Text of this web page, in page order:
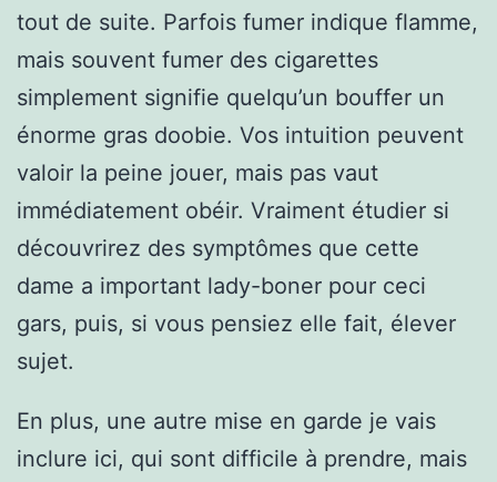
tout de suite. Parfois fumer indique flamme,
mais souvent fumer des cigarettes
simplement signifie quelqu’un bouffer un
énorme gras doobie. Vos intuition peuvent
valoir la peine jouer, mais pas vaut
immédiatement obéir. Vraiment étudier si
découvrirez des symptômes que cette
dame a important lady-boner pour ceci
gars, puis, si vous pensiez elle fait, élever
sujet.
En plus, une autre mise en garde je vais
inclure ici, qui sont difficile à prendre, mais